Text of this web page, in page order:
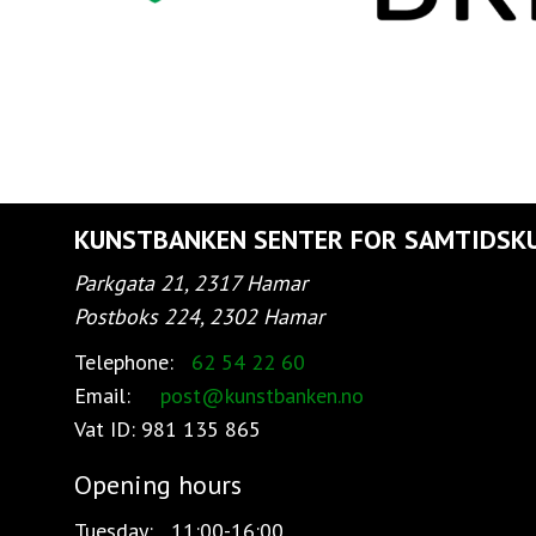
KUNSTBANKEN SENTER FOR
Parkgata 21, 2317 Hamar
Postboks 224, 2302 Hamar
Telephone:
62 54 22 60
Email:
post@kunstbanken.no
Vat ID: 981 135 865
Opening hours
Tuesday: 11:00-16:00